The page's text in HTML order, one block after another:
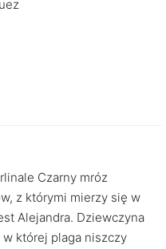
Czarny mróz
z którymi mierzy się w
Alejandra. Dziewczyna
której plaga niszczy